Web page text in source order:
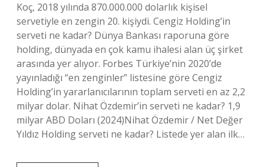
Koç, 2018 yılında 870.000.000 dolarlık kişisel
servetiyle en zengin 20. kişiydi. Cengiz Holding’in
serveti ne kadar? Dünya Bankası raporuna göre
holding, dünyada en çok kamu ihalesi alan üç şirket
arasında yer alıyor. Forbes Türkiye’nin 2020’de
yayınladığı “en zenginler” listesine göre Cengiz
Holding’in yararlanıcılarının toplam serveti en az 2,2
milyar dolar. Nihat Özdemir’in serveti ne kadar? 1,9
milyar ABD Doları (2024)Nihat Özdemir / Net Değer
Yıldız Holding serveti ne kadar? Listede yer alan ilk…